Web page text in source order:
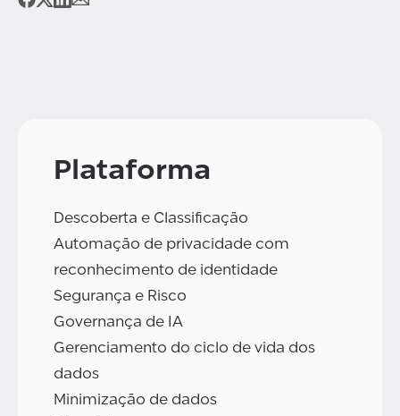
Plataforma
Descoberta e Classificação
Automação de privacidade com
reconhecimento de identidade
Segurança e Risco
Governança de IA
Gerenciamento do ciclo de vida dos
dados
Minimização de dados